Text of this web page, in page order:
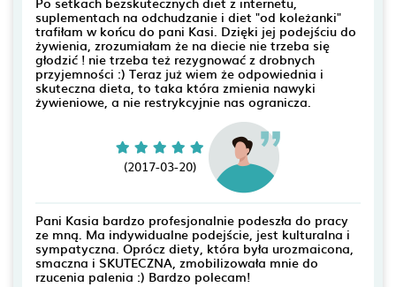
suplementach na odchudzanie i diet "od koleżanki"
trafiłam w końcu do pani Kasi. Dzięki jej podejściu do
żywienia, zrozumiałam że na diecie nie trzeba się
głodzić ! nie trzeba też rezygnować z drobnych
przyjemności :) Teraz już wiem że odpowiednia i
skuteczna dieta, to taka która zmienia nawyki
żywieniowe, a nie restrykcyjnie nas ogranicza.
(2017-03-20)
Pani Kasia bardzo profesjonalnie podeszła do pracy
ze mną. Ma indywidualne podejście, jest kulturalna i
sympatyczna. Oprócz diety, która była urozmaicona,
smaczna i SKUTECZNA, zmobilizowała mnie do
rzucenia palenia :) Bardzo polecam!